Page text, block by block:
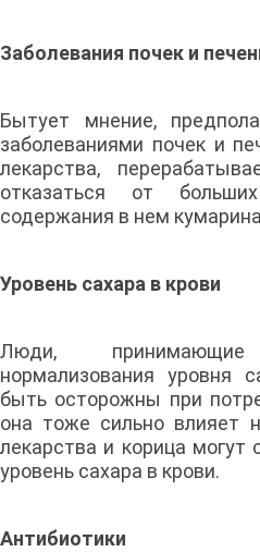
Заболевания почек и
Бытует мнение,
заболеваниями почек и
лекарства,
отказаться от
содержания в нем
Уровень сахара в крови
Люди,
нормализования уровня
быть осторожны при
она тоже сильно влияет
лекарства и корица могут
уровень сахара в крови.
Антибиотики